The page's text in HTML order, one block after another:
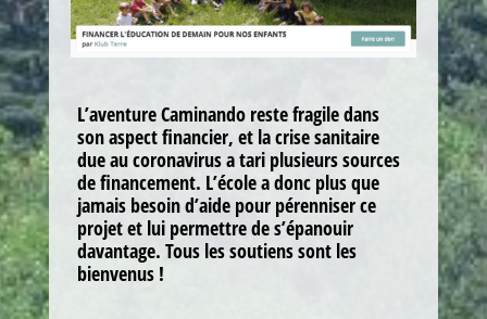
L’aventure Caminando reste fragile dans
son aspect financier, et la crise sanitaire
due au coronavirus a tari plusieurs sources
de financement. L’école a donc plus que
jamais besoin d’aide pour pérenniser ce
projet et lui permettre de s’épanouir
davantage. Tous les soutiens sont les
bienvenus !